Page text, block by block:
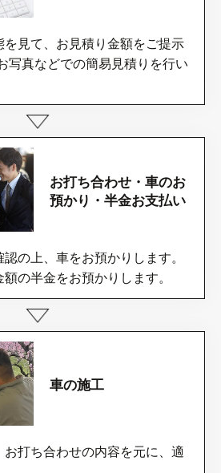
を見て、お見積り金額をご提示
写真などでの簡易見積りを行い
お打ち合わせ・車のお
預かり・半金お支払い
の上、車をお預かりします。
の半金をお預かりします。
車の施工
打ち合わせの内容を元に、適